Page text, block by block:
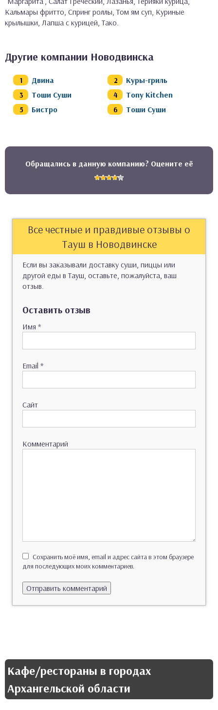
Кальмары фритто, Спринг роллы, Том ям суп, Куриные
крылышки, Лапша с курицей, Тако.
Другие компании Новодвинска
Двина
Куры-гриль
Тоши Суши
Tony Kitchen
Бистро
Тоши Суши
Обращались в данную компанию? Оцените её
Все честные и правдивые отзывы о
Тауш в Новодвинске
Если вы заказывали доставку суши, пиццы или
другой еды в Тауш, оставьте, пожалуйста, ваш
отзыв.
Оставить отзыв
Имя *
Email *
Сайт
Комментарий
Сохранить моё имя, email и адрес сайта в этом браузере
для последующих моих комментариев.
Кафе/рестораны в городах
Архангельской области